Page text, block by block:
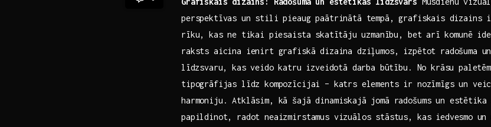
perspektīvas un stili pieaug paātrinātā tempā, grafiskais
rīku,⁤ kas ne tikai piesaista skatītāju ⁤uzmanību, bet⁢ arī komunē
raksts aicina ‍ienirt grafiskā dizaina dziļumos, ​izpētot radošuma
⁤līdzsvaru, ⁤kas veido katru izveidotā ‍darba būtību. No krāsu
tipogrāfijas līdz kompozīcijai ​– katrs elements ir nozīmīgs un
harmoniju. Atklāsim, kā šajā dinamiskajā jomā radošums un
papildinot, radot neaizmirstamus vizuālos stāstus, kas iedvesmo⁣ un